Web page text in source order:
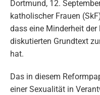
Dortmund, 12.
katholischer Frauen
dass eine Minderheit
diskutierten Grundtext
hat.
Das in diesem
einer Sexualität in